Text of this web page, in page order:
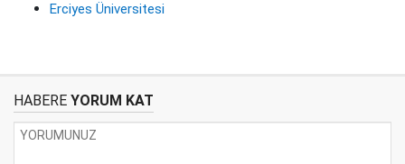
Erciyes Üniversitesi
HABERE YORUM KAT